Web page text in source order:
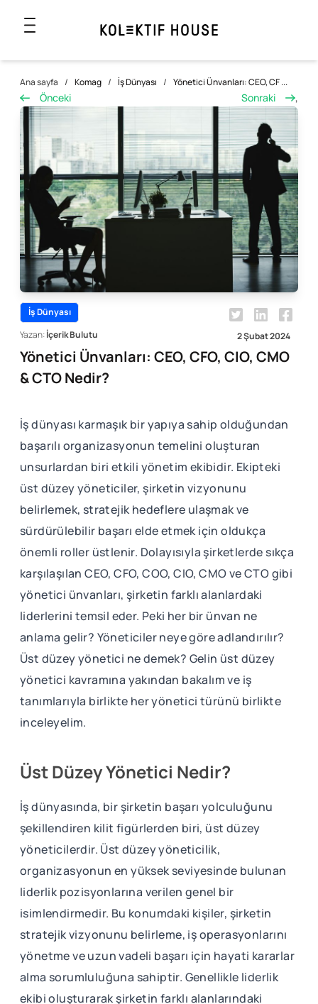
Ana sayfa / Komag / İş Dünyası / Yönetici Ünvanları: CEO, CF ...
Önceki Sonraki ,
İş Dünyası
Yazan:İçerik Bulutu 2 Şubat 2024
Yönetici Ünvanları: CEO, CFO, CIO, CMO
& CTO Nedir?
İş dünyası karmaşık bir yapıya sahip olduğundan
başarılı organizasyonun temelini oluşturan
unsurlardan biri etkili yönetim ekibidir. Ekipteki
üst düzey yöneticiler, şirketin vizyonunu
belirlemek, stratejik hedeflere ulaşmak ve
sürdürülebilir başarı elde etmek için oldukça
önemli roller üstlenir. Dolayısıyla şirketlerde sıkça
karşılaşılan CEO, CFO, COO, CIO, CMO ve CTO gibi
yönetici ünvanları, şirketin farklı alanlardaki
liderlerini temsil eder. Peki her bir ünvan ne
anlama gelir? Yöneticiler neye göre adlandırılır?
Üst düzey yönetici ne demek? Gelin üst düzey
yönetici kavramına yakından bakalım ve iş
tanımlarıyla birlikte her yönetici türünü birlikte
inceleyelim.
Üst Düzey Yönetici Nedir?
İş dünyasında, bir şirketin başarı yolculuğunu
şekillendiren kilit figürlerden biri, üst düzey
yöneticilerdir. Üst düzey yöneticilik,
organizasyonun en yüksek seviyesinde bulunan
liderlik pozisyonlarına verilen genel bir
isimlendirmedir. Bu konumdaki kişiler, şirketin
stratejik vizyonunu belirleme, iş operasyonlarını
yönetme ve uzun vadeli başarı için hayati kararlar
alma sorumluluğuna sahiptir. Genellikle liderlik
ekibi oluşturarak şirketin farklı alanlarındaki